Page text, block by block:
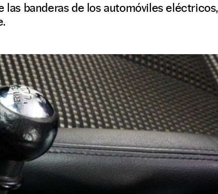
banderas de los automóviles eléctricos,